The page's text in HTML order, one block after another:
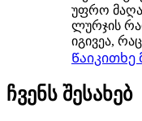
უფრო
ლურჯის
იგივეა,
Წაიკითხე
ჩვენს შესახებ